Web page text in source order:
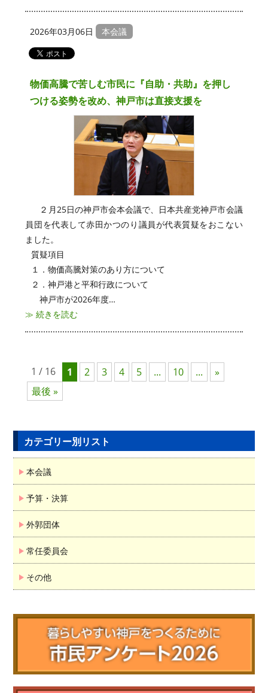
2026年03月06日 本会議
物価高騰で苦しむ市民に『自助・共助』を押し
つける姿勢を改め、神戸市は直接支援を
２月25日の神戸市会本会議で、日本共産党神戸市会議
員団を代表して赤田かつのり議員が代表質疑をおこない
ました。
質疑項目
１．物価高騰対策のあり方について
２．神戸港と平和行政について
神戸市が2026年度…
≫ 続きを読む
1 / 16 1 2 3 4 5 ... 10 ...
»
最後 »
カテゴリー別リスト
本会議
予算・決算
外郭団体
常任委員会
その他